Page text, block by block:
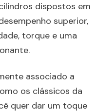
dispostos em
superior,
torque e uma
associado a
os clássicos da
quer dar um toque